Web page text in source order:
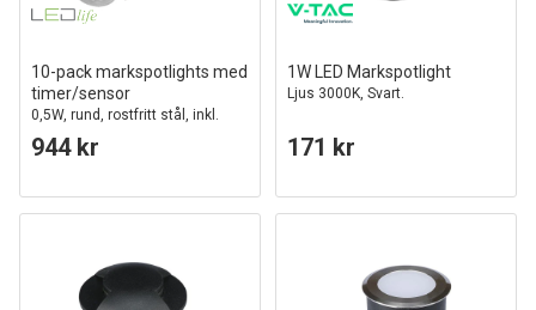
10-pack markspotlights med
timer/sensor
0,5W, rund, rostfritt stål, inkl.
strömförsörjning
944 kr
1W LED Markspotlight
Ljus 3000K, Svart.
171 kr